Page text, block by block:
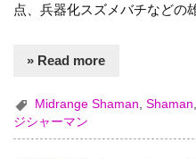
点、兵器化スズメバチなどの
» Read more
Midrange Shaman ,Shaman
ジシャーマン